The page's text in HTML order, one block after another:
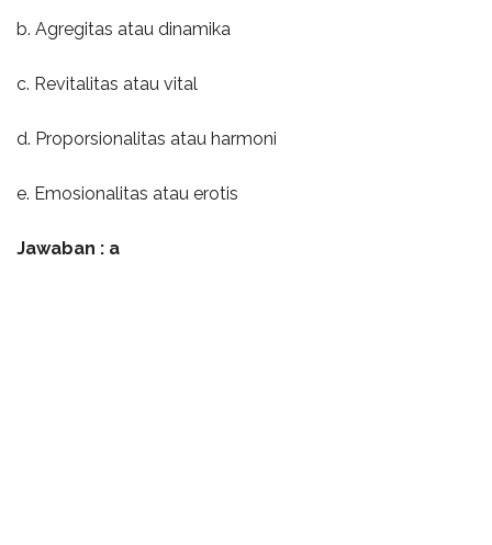
b. Agregitas atau dinamika
c. Revitalitas atau vital
d. Proporsionalitas atau harmoni
e. Emosionalitas atau erotis
Jawaban : a